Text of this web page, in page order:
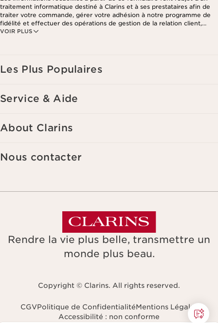
VOIR PLUS
traitement informatique destiné à Clarins et à ses prestataires afin de
traiter votre commande, gérer votre adhésion à notre programme de
fidélité et effectuer des opérations de gestion de la relation client,
notamment pour vous adresser des offres personnalisées en fonction
Les Plus Populaires
Service & Aide
About Clarins
Nous contacter
Rendre la vie plus belle, transmettre un
monde plus beau.
Copyright © Clarins. All rights reserved.
CGVPolitique de ConfidentialitéMentions Légales
Accessibilité : non conforme
Naviguer vers